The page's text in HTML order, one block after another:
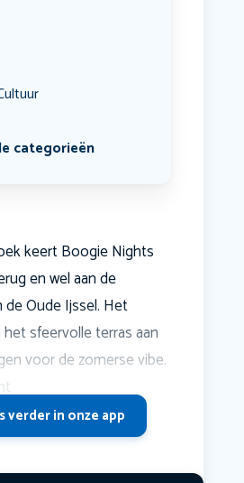
categorieën
keert Boogie Nights
en wel aan de
Oude Ijssel. Het
sfeervolle terras aan
voor de zomerse vibe.
verder in onze app